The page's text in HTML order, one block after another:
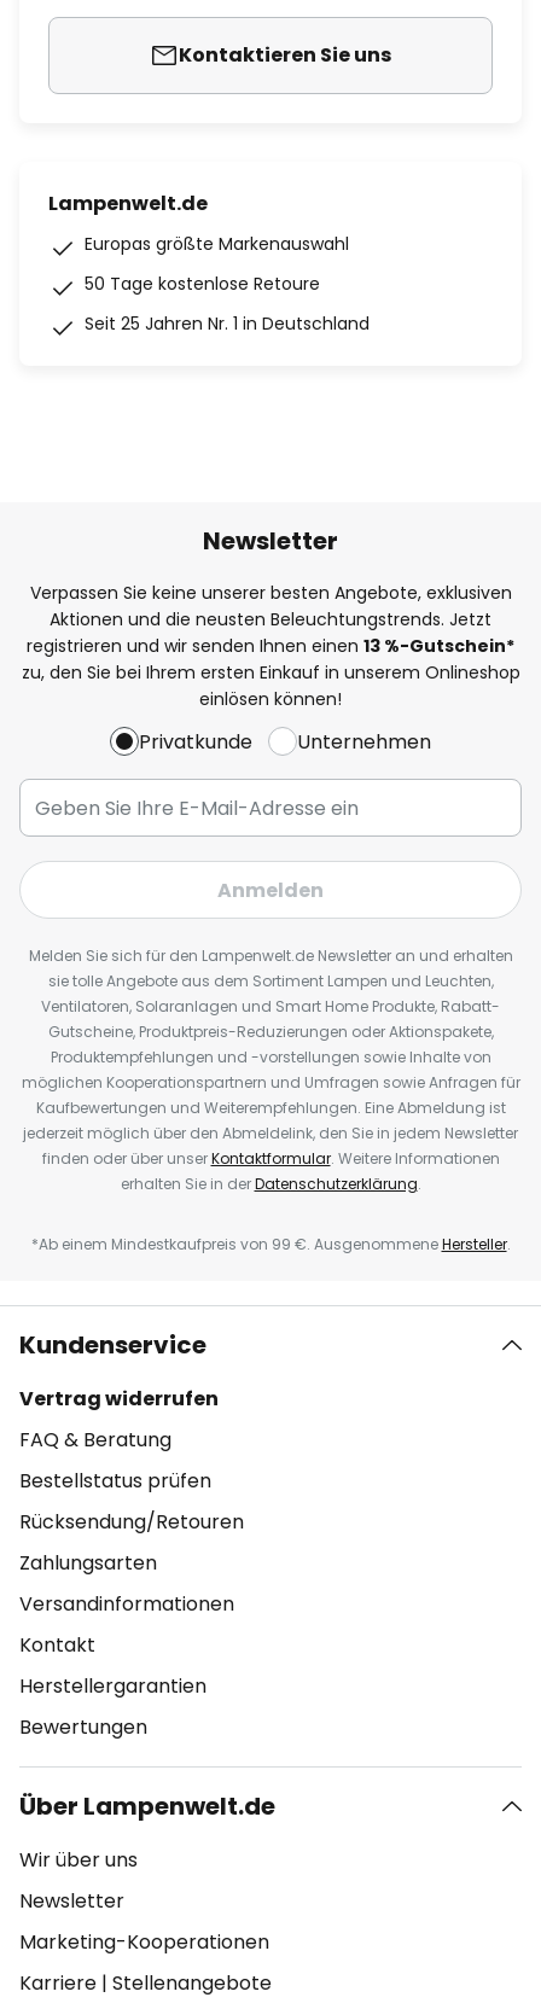
Kontaktieren Sie uns
Lampenwelt.de
Europas größte Markenauswahl
50 Tage kostenlose Retoure
Seit 25 Jahren Nr. 1 in Deutschland
Newsletter
Verpassen Sie keine unserer besten Angebote, exklusiven
Aktionen und die neusten Beleuchtungstrends. Jetzt
registrieren und wir senden Ihnen einen 13 %-Gutschein*
zu, den Sie bei Ihrem ersten Einkauf in unserem Onlineshop
einlösen können!
Privatkunde Unternehmen
Anmelden
Melden Sie sich für den Lampenwelt.de Newsletter an und erhalten
sie tolle Angebote aus dem Sortiment Lampen und Leuchten,
Ventilatoren, Solaranlagen und Smart Home Produkte, Rabatt-
Gutscheine, Produktpreis-Reduzierungen oder Aktionspakete,
Produktempfehlungen und -vorstellungen sowie Inhalte von
möglichen Kooperationspartnern und Umfragen sowie Anfragen für
Kaufbewertungen und Weiterempfehlungen. Eine Abmeldung ist
jederzeit möglich über den Abmeldelink, den Sie in jedem Newsletter
finden oder über unserKontaktformular. Weitere Informationen
erhalten Sie in derDatenschutzerklärung.
*Ab einem Mindestkaufpreis von 99 €. AusgenommeneHersteller.
Kundenservice
Vertrag widerrufen
FAQ & Beratung
Bestellstatus prüfen
Rücksendung/Retouren
Zahlungsarten
Versandinformationen
Kontakt
Herstellergarantien
Bewertungen
Über Lampenwelt.de
Wir über uns
Newsletter
Marketing-Kooperationen
Karriere | Stellenangebote